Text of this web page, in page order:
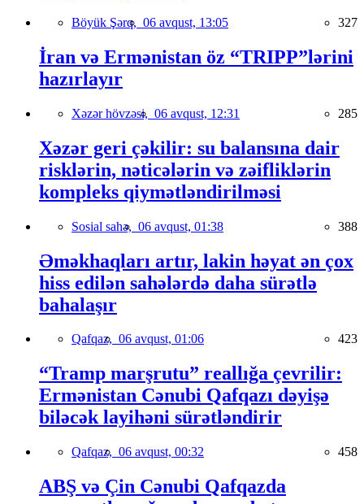
Böyük Şərq, 06 avqust, 13:05 327
İran və Ermənistan öz “TRIPP”lərini
hazırlayır
Xəzər hövzəsi, 06 avqust, 12:31 285
Xəzər geri çəkilir: su balansına dair
risklərin, nəticələrin və zəifliklərin
kompleks qiymətləndirilməsi
Sosial sahə, 06 avqust, 01:38 388
Əməkhaqları artır, lakin həyat ən çox
hiss edilən sahələrdə daha sürətlə
bahalaşır
Qafqaz, 06 avqust, 01:06 423
“Tramp marşrutu” reallığa çevrilir:
Ermənistan Cənubi Qafqazı dəyişə
biləcək layihəni sürətləndirir
Qafqaz, 06 avqust, 00:32 458
ABŞ və Çin Cənubi Qafqazda